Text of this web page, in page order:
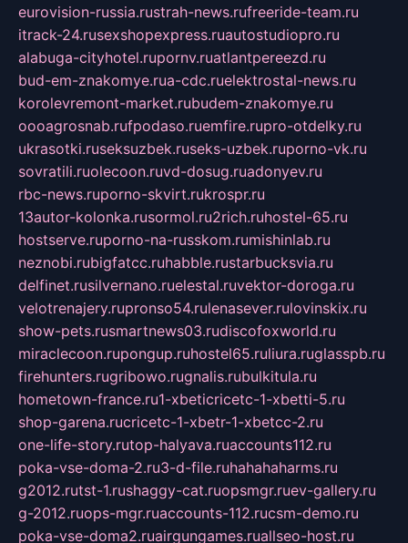
eurovision-russia.rustrah-news.rufreeride-team.ru
itrack-24.rusexshopexpress.ruautostudiopro.ru
alabuga-cityhotel.rupornv.ruatlantpereezd.ru
bud-em-znakomye.rua-cdc.ruelektrostal-news.ru
korolevremont-market.rubudem-znakomye.ru
oooagrosnab.rufpodaso.ruemfire.rupro-otdelky.ru
ukrasotki.ruseksuzbek.ruseks-uzbek.ruporno-vk.ru
sovratili.ruolecoon.ruvd-dosug.ruadonyev.ru
rbc-news.ruporno-skvirt.rukrospr.ru
13autor-kolonka.rusormol.ru2rich.ruhostel-65.ru
hostserve.ruporno-na-russkom.rumishinlab.ru
neznobi.rubigfatcc.ruhabble.rustarbucksvia.ru
delfinet.rusilvernano.ruelestal.ruvektor-doroga.ru
velotrenajery.rupronso54.rulenasever.rulovinskix.ru
show-pets.rusmartnews03.rudiscofoxworld.ru
miraclecoon.rupongup.ruhostel65.ruliura.ruglasspb.ru
firehunters.rugribowo.rugnalis.rubulkitula.ru
hometown-france.ru1-xbeticricetc-1-xbetti-5.ru
shop-garena.rucricetc-1-xbetr-1-xbetcc-2.ru
one-life-story.rutop-halyava.ruaccounts112.ru
poka-vse-doma-2.ru3-d-file.ruhahahaharms.ru
g2012.rutst-1.rushaggy-cat.ruopsmgr.ruev-gallery.ru
g-2012.ruops-mgr.ruaccounts-112.rucsm-demo.ru
poka-vse-doma2.ruairgungames.ruallseo-host.ru